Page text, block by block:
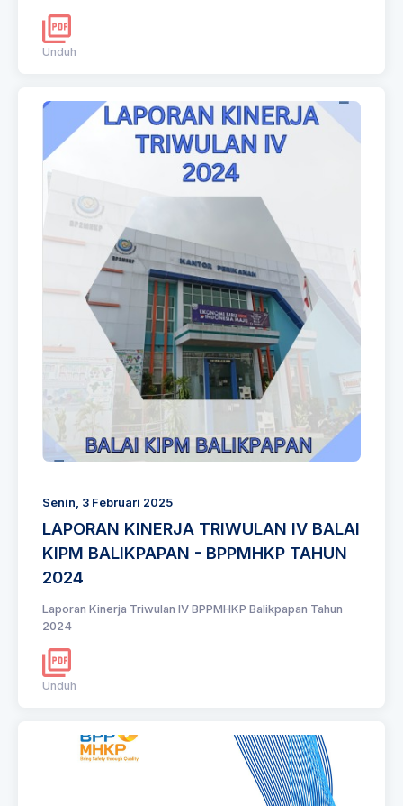
Unduh
Senin, 3 Februari 2025
LAPORAN KINERJA TRIWULAN IV BALAI
KIPM BALIKPAPAN - BPPMHKP TAHUN
2024
Laporan Kinerja Triwulan IV BPPMHKP Balikpapan Tahun
2024
Unduh